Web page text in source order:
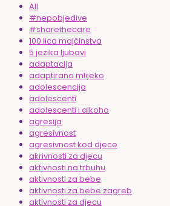
All
#nepobjedive
#sharethecare
100 lica majčinstva
5 jezika ljubavi
adaptacija
adaptirano mlijeko
adolescencija
adolescenti
adolescenti i alkoho
agresija
agresivnost
agresivnost kod djece
akrivnosti za djecu
aktivnosti na trbuhu
aktivnosti za bebe
aktivnosti za bebe zagreb
aktivnosti za djecu